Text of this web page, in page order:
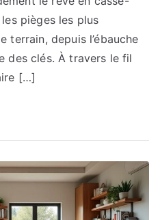
pièges les plus
terrain, depuis l’ébauche
des clés. À travers le fil
[…]